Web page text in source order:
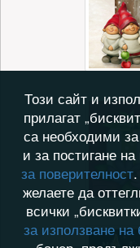
Този сайт и
прилагат
са необходими
и за постигане
за поверителност
желаете да
всички
за използване на